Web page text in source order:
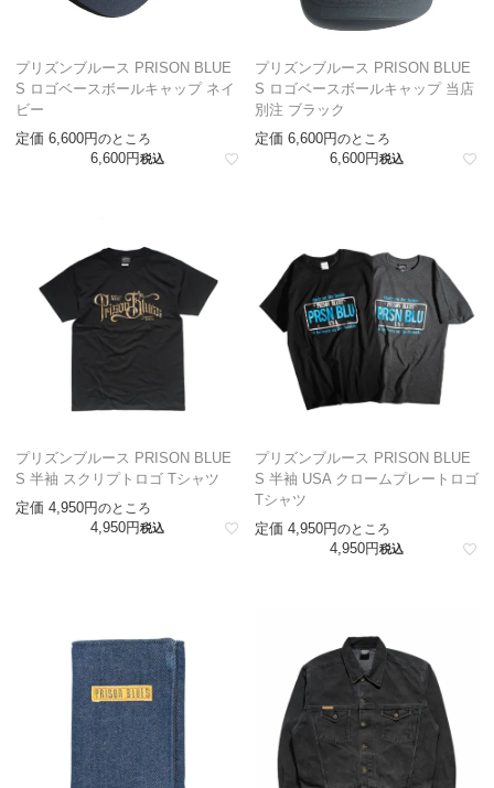
プリズンブルース PRISON BLUE
S ロゴベースボールキャップ ネイ
ビー
定価 6,600 のところ
6,600 税込
プリズンブルース PRISON BLUE
S ロゴベースボールキャップ 当店
別注 ブラック
定価 6,600 のところ
6,600 税込
プリズンブルース PRISON BLUE
S 半袖 スクリプトロゴ Tシャツ
定価 4,950 のところ
4,950 税込
プリズンブルース PRISON BLUE
S 半袖 USA クロームプレートロゴ
Tシャツ
定価 4,950 のところ
4,950 税込